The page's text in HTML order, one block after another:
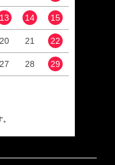
13 14 15
20 21 22
27 28 29